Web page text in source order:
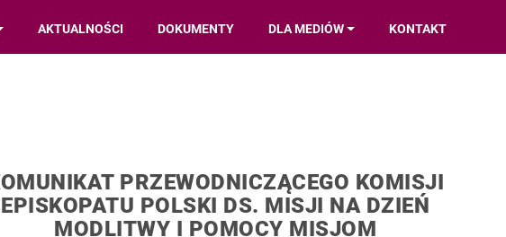
AKTUALNOŚCI DOKUMENTY DLA MEDIÓW KONTAKT
PRZEWODNICZĄCEGO KOMISJI
EPISKOPATU POLSKI DS. MISJI NA DZIEŃ
MODLITWY I POMOCY MISJOM